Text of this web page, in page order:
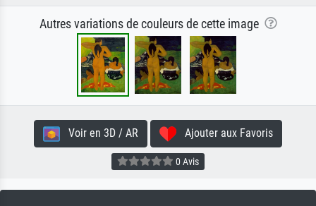
Autres variations de couleurs de cette image
Voir en 3D / AR Ajouter aux Favoris
0 Avis